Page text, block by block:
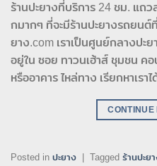
ร้านปะยางที่บริการ 24 ชม. แถ
กมากๆ ที่จะมีร้านปะยางรถยนต์
ยาง.com เราเป็นศูนย์กลางปะ
อยู่ใน ซอย ทาวนเฮ้าส์ ชุมชน ค
หรืออาคาร ไหล่ทาง เรียกหาเร
CONTINUE
Posted in ปะยาง Tagged ร้านปะย